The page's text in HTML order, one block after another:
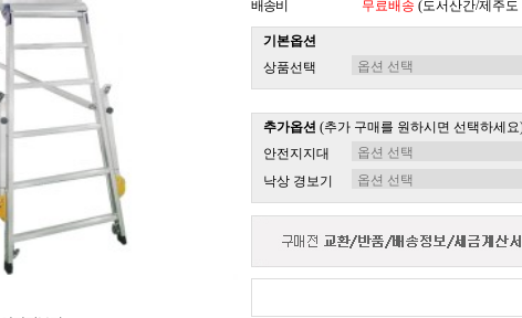
배송비
무료배송 (도서산간/제주
기본옵션
상품선택
추가옵션 (추가 구매를 원하시면 선택하세요
안전지지대
낙상 경보기